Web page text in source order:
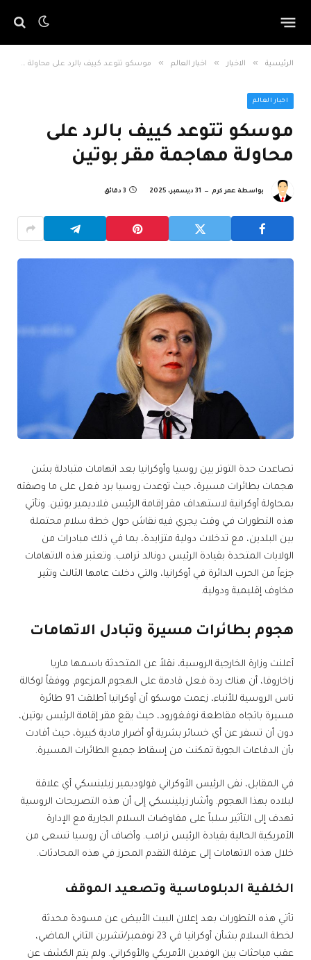
الرئيسية » الاخبار » اخبار العالم » موسكو تتوعد كييف بالرد على محاولة مهاجمة مقر بوتين
اخبار العالم
موسكو تتوعد كييف بالرد على
محاولة مهاجمة مقر بوتين
بواسطة عمر كرم 31 ديسمبر، 2025 3 دقائق
تصاعدت حدة التوتر بين روسيا وأوكرانيا بعد اتهامات متبادلة بشن
هجمات بطائرات مسيرة، حيث توعدت روسيا برد فعل على ما وصفته
بمحاولة أوكرانية لاستهداف مقر إقامة الرئيس فلاديمير بوتين. وتأتي
هذه التطورات في وقت يجري فيه نقاش حول خطة سلام محتملة
بين البلدين، مع تدخلات دولية متزايدة، بما في ذلك مبادرات من
الولايات المتحدة بقيادة الرئيس دونالد ترامب. وتعتبر هذه الاتهامات
جزءاً من الحرب الدائرة في أوكرانيا، والتي دخلت عامها الثالث وتثير
مخاوف إقليمية ودولية.
هجوم بطائرات مسيرة وتبادل الاتهامات
أعلنت وزارة الخارجية الروسية، نقلاً عن المتحدثة باسمها ماريا
زاخاروفا، أن هناك ردة فعل قادمة على الهجوم المزعوم. ووفقاً لوكالة
تاس الروسية للأنباء، زعمت موسكو أن أوكرانيا أطلقت 91 طائرة
مسيرة باتجاه مقاطعة نوفغورود، حيث يقع مقر إقامة الرئيس بوتين،
دون أن تسفر عن أي خسائر بشرية أو أضرار مادية كبيرة، حيث أفادت
بأن الدفاعات الجوية تمكنت من إسقاط جميع الطائرات المسيرة.
في المقابل، نفى الرئيس الأوكراني فولوديمير زيلينسكي أي علاقة
لبلاده بهذا الهجوم. وأشار زيلينسكي إلى أن هذه التصريحات الروسية
تهدف إلى التأثير سلباً على مفاوضات السلام الجارية مع الإدارة
الأمريكية الحالية بقيادة الرئيس ترامب. وأضاف أن روسيا تسعى من
خلال هذه الاتهامات إلى عرقلة التقدم المحرز في هذه المحادثات.
الخلفية الدبلوماسية وتصعيد الموقف
تأتي هذه التطورات بعد إعلان البيت الأبيض عن مسودة محدثة
لخطة السلام بشأن أوكرانيا في 23 نوفمبر/تشرين الثاني الماضي،
عقب مباحثات بين الوفدين الأمريكي والأوكراني. ولم يتم الكشف عن